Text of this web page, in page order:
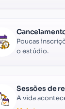
Poucas
o estúdio.
Sessões de
A vida